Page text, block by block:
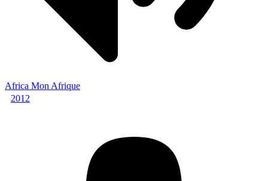
Africa Mon Afrique
2012